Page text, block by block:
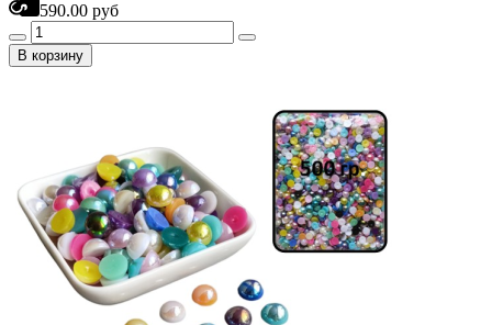
590.00 руб
В корзину